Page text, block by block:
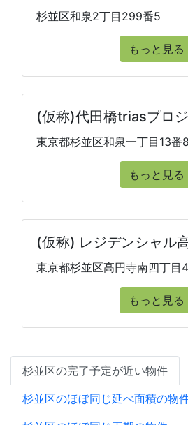
杉並区和泉2丁目299番5
もっと見る
(仮称)代田橋triasプロ
東京都杉並区和泉一丁目13番8
もっと見る
(仮称) レジデンシャル
東京都杉並区高円寺南四丁目
もっと見る
杉並区の完了予定が近い物件
杉並区のほぼ同じ延べ面積の物